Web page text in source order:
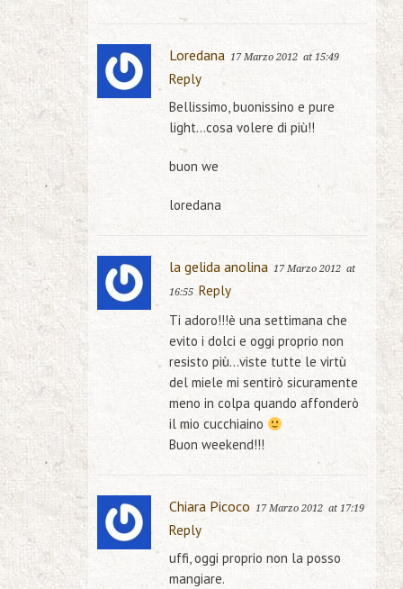
Loredana 17 Marzo 2012 at 15:49
Reply
Bellissimo, buonissino e pure
light…cosa volere di più!!
buon we
loredana
la gelida anolina 17 Marzo 2012 at
16:55 Reply
Ti adoro!!!è una settimana che
evito i dolci e oggi proprio non
resisto più…viste tutte le virtù
del miele mi sentirò sicuramente
meno in colpa quando affonderò
il mio cucchiaino
Buon weekend!!!
Chiara Picoco 17 Marzo 2012 at 17:19
Reply
uffi, oggi proprio non la posso
mangiare.